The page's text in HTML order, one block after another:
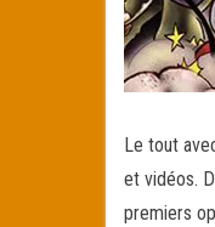
Le tout
et vidéos.
premiers